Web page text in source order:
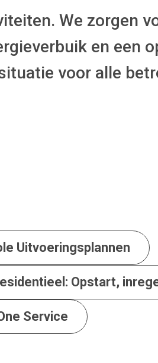
We zorgen
en een
voor alle
Uitvoeringsplannen
Opstart,
Service